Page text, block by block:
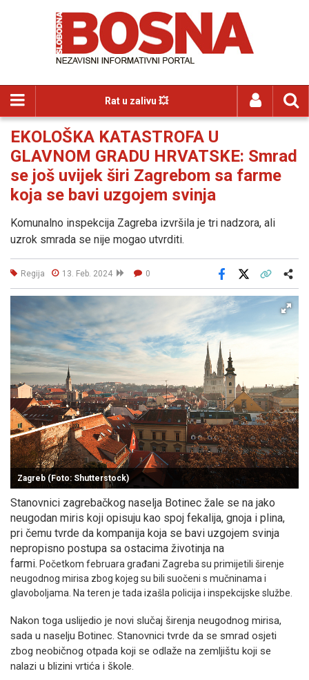
Rat u zalivu 💥
EKOLOŠKA KATASTROFA U
GLAVNOM GRADU HRVATSKE: Smrad
se još uvijek širi Zagrebom sa farme
koja se bavi uzgojem svinja
Komunalno inspekcija Zagreba izvršila je tri nadzora, ali
uzrok smrada se nije mogao utvrditi.
Regija 13. Feb. 2024 0
Facebook
Zagreb (Foto: Shutterstock)
Stanovnici zagrebačkog naselja Botinec žale se na jako
neugodan miris koji opisuju kao spoj fekalija, gnoja i plina,
pri čemu tvrde da kompanija koja se bavi uzgojem svinja
nepropisno postupa sa ostacima životinja na
farmi. Početkom februara građani Zagreba su primijetili širenje
neugodnog mirisa zbog kojeg su bili suočeni s mučninama i
glavoboljama. Na teren je tada izašla policija i inspekcijske službe.
Nakon toga uslijedio je novi slučaj širenja neugodnog mirisa,
sada u naselju Botinec. Stanovnici tvrde da se smrad osjeti
zbog neobičnog otpada koji se odlaže na zemljištu koji se
nalazi u blizini vrtića i škole.